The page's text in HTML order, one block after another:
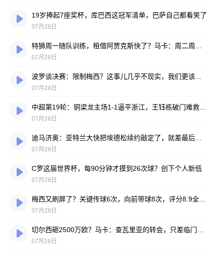
19岁捧起7座奖杯，库巴西这冠军清单，巴萨自己都看笑了
07月28日
07月28日
07月28日
07月28日
07月28日
C罗这届世界杯，每90分钟才摸到26次球？创下个人新低
07月28日
07月28日
07月28日